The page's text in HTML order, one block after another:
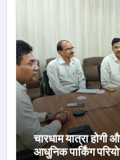
चारधाम यात्रा
आधुनिक पार्किंग